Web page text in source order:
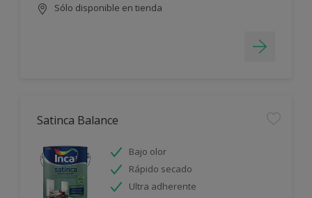
Sólo disponible en tienda
Satinca Balance
Bajo olor
Rápido secado
Ultra adherente